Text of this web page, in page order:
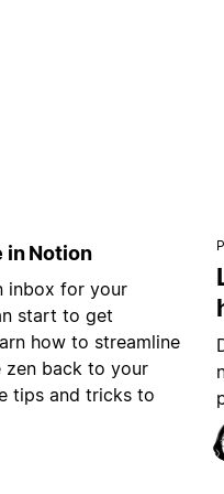
in Notion
inbox for your
start to get
how to streamline
zen back to your
tips and tricks to